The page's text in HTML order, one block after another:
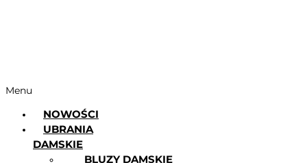
Menu
NOWOŚCI
UBRANIA
DAMSKIE
BLUZY DAMSKIE